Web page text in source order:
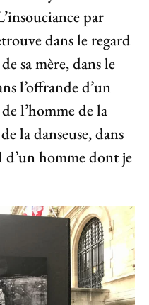
par
dans le regard
sa mère, dans le
l’offrande d’un
l’homme de la
la danseuse, dans
d’un homme dont je